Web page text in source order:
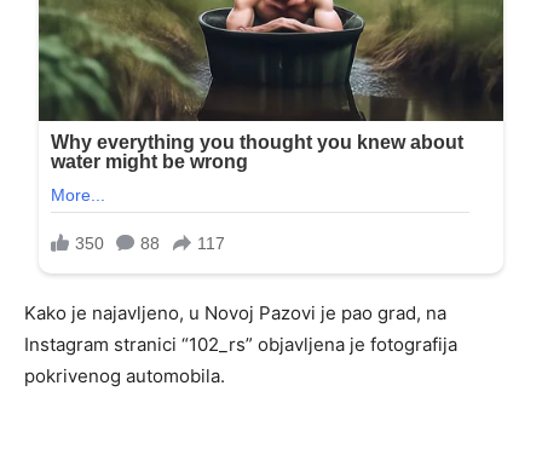
Kako je najavljeno, u Novoj Pazovi je pao grad, na
Instagram stranici “102_rs” objavljena je fotografija
pokrivenog automobila.